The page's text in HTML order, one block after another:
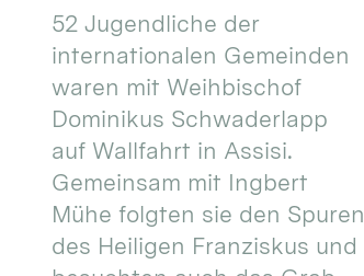
52 Jugendliche der
internationalen Gemeinden
waren mit Weihbischof
Dominikus Schwaderlapp
auf Wallfahrt in Assisi.
Gemeinsam mit Ingbert
Mühe folgten sie den Spuren
des Heiligen Franziskus und